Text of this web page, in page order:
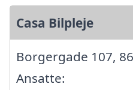
Casa Bilpleje
Borgergade 107,
Ansatte: